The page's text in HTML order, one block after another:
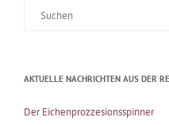
AKTUELLE NACHRICHTEN AUS DER
Der Eichenprozzesionsspinner